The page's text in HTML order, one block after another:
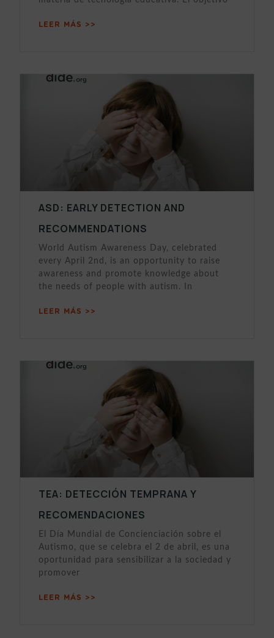
LEER MÁS >>
ASD: EARLY DETECTION AND
RECOMMENDATIONS
World Autism Awareness Day, celebrated
every April 2nd, is an opportunity to raise
awareness and promote knowledge about
the needs of people with autism. In
LEER MÁS >>
TEA: DETECCIÓN TEMPRANA Y
RECOMENDACIONES
El Día Mundial de Concienciación sobre el
Autismo, que se celebra el 2 de abril, es una
oportunidad para sensibilizar a la sociedad y
promover
LEER MÁS >>